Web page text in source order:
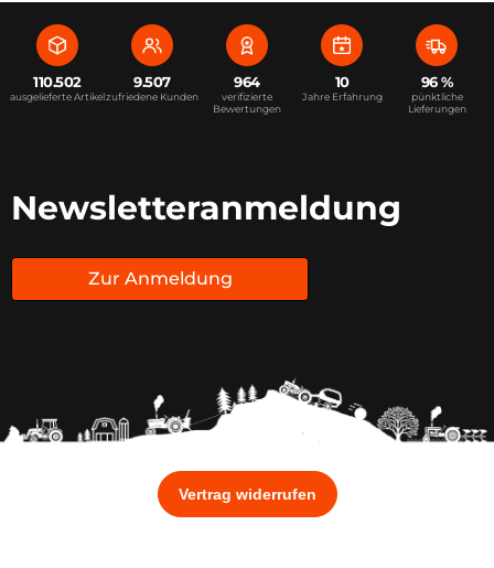
110.502
ausgelieferte Artikel
9.507
zufriedene Kunden
964
verifizierte
Bewertungen
10
Jahre Erfahrung
96 %
pünktliche
Lieferungen
Newsletteranmeldung
Zur Anmeldung